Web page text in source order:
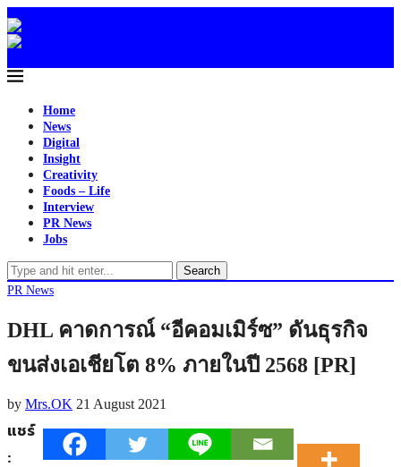
Home
News
Digital
Insight
Creativity
Foods – Life
Interview
PR News
Jobs
Search
PR News
DHL คาดการณ์ “อีคอมเมิร์ซ” ดันธุรกิจ
ขนส่งเอเชียโต 8% ภายในปี 2568 [PR]
by Mrs.OK 21 August 2021
แชร์
: